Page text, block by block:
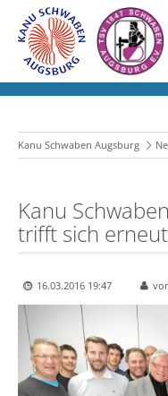
Kanu Schwaben Augsburg
Kanu
trifft sich erneut
16.03.2016 19:47